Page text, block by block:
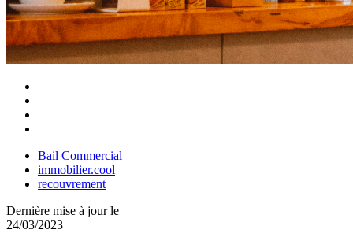
Bail Commercial
immobilier.cool
recouvrement
Dernière mise à jour le
24/03/2023